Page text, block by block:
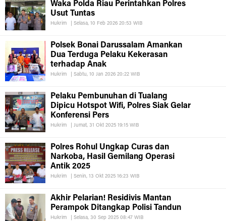
Waka Polda Riau Perintahkan Polres
Usut Tuntas
Hukrim Selasa, 10 Feb 2026 20:53 WIB
Polsek Bonai Darussalam Amankan
Dua Terduga Pelaku Kekerasan
terhadap Anak
Hukrim Sabtu, 10 Jan 2026 20:22 WIB
Pelaku Pembunuhan di Tualang
Dipicu Hotspot Wifi, Polres Siak Gelar
Konferensi Pers
Hukrim Jumat, 31 Okt 2025 19:15 WIB
Polres Rohul Ungkap Curas dan
Narkoba, Hasil Gemilang Operasi
Antik 2025
Hukrim Senin, 13 Okt 2025 16:23 WIB
Akhir Pelarian! Residivis Mantan
Perampok Ditangkap Polisi Tandun
Hukrim Selasa, 30 Sep 2025 08:47 WIB